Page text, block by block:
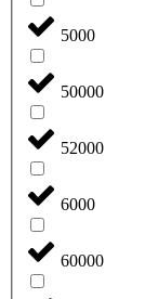
5000
50000
52000
6000
60000